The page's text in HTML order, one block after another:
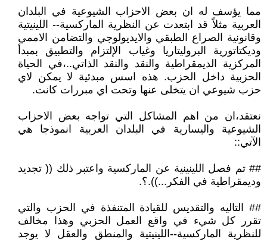
مما يؤسف له ان بعض الاحزاب الشيوعية في البلدان
العربية مثلاً قد ابتعدت عن النظرية الماركسية-- اللينيتية
وقانونية الصراع الطبقي والايديولوجي والتضامن الاممي
وديكتاتورية البروليتاريا وغياب الإلتزام والتطبيق بمبدأ
المركزية الديمقراطية والنقد والنقد الذاتي..،في الحياة
الحزبية داخل الحزب. هذه اسس مبدئية لا يمكن لاي
حزب شيوعي ان يتخلى عنها وتحت اي مبررات كانت.
نعتقد،ان من اهم المشاكل التي تواجه بعض الاحزاب
الشيوعية واليسارية في البلدان العربية انموذجا هي
الآتي::
## تم فصل اللينينية عن الماركسية واعتبر ذلك (( تجديد
وديمقراطية في الفكر...)).؟.
## التاليه والتقديس للقيادة المتنفذة في الحزب والتي
تقرر كل شيء في واقع العمل الحزبي وهذا مخالف
للنظرية الماركسية--اللينيتية والمنطق والعقل لا يوجد